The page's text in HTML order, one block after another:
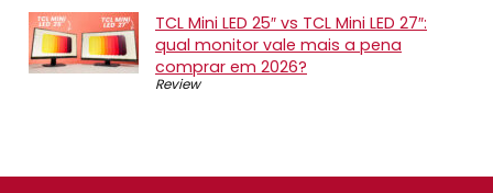
TCL Mini LED 25″ vs TCL Mini LED 27″:
qual monitor vale mais a pena
comprar em 2026?
Review